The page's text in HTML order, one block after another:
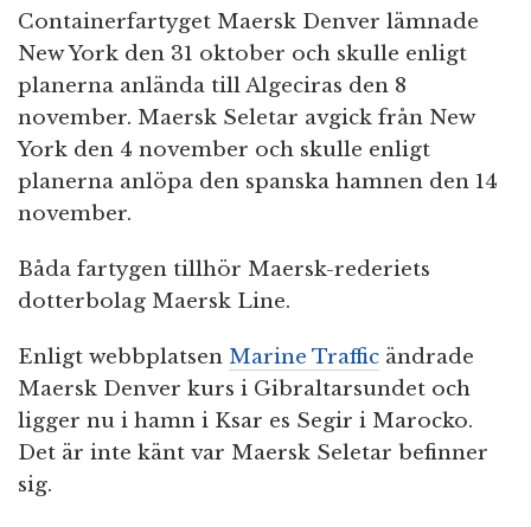
Containerfartyget Maersk Denver lämnade
New York den 31 oktober och skulle enligt
planerna anlända till Algeciras den 8
november. Maersk Seletar avgick från New
York den 4 november och skulle enligt
planerna anlöpa den spanska hamnen den 14
november.
Båda fartygen tillhör Maersk-rederiets
dotterbolag Maersk Line.
Enligt webbplatsen Marine Traffic ändrade
Maersk Denver kurs i Gibraltarsundet och
ligger nu i hamn i Ksar es Segir i Marocko.
Det är inte känt var Maersk Seletar befinner
sig.